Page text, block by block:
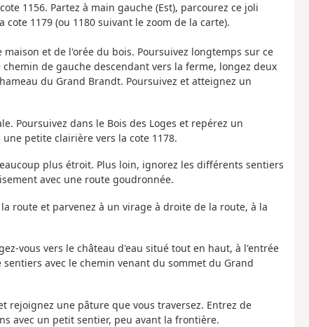
1156. Partez à main gauche (Est), parcourez ce joli
1179 (ou 1180 suivant le zoom de la carte).
et de l'orée du bois. Poursuivez longtemps sur ce
de gauche descendant vers la ferme, longez deux
du Grand Brandt. Poursuivez et atteignez un
Poursuivez dans le Bois des Loges et repérez un
petite clairière vers la cote 1178.
plus étroit. Plus loin, ignorez les différents sentiers
avec une route goudronnée.
route et parvenez à un virage à droite de la route, à la
vous vers le château d'eau situé tout en haut, à l'entrée
avec le chemin venant du sommet du Grand
rejoignez une pâture que vous traversez. Entrez de
avec un petit sentier, peu avant la frontière.